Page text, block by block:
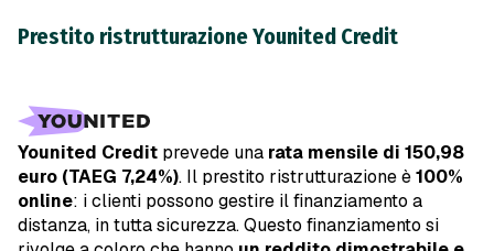
Prestito ristrutturazione Younited Credit
Younited Credit prevede una rata mensile di 150,98
euro (TAEG 7,24%). Il prestito ristrutturazione è100%
online: i clienti possono gestire il finanziamento a
distanza, in tutta sicurezza. Questo finanziamento si